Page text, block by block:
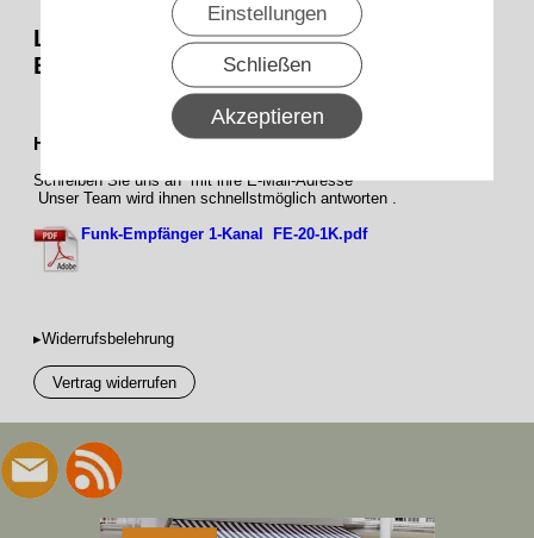
Einstellungen
Schließen
Akzeptieren
Lieferumfang : 1 x Steckdosen-
Empfänger 1-Kanal
Haben Fragen zu diesem Produkt ?
Schreiben Sie uns an mit ihre E-Mail-Adresse
Unser Team wird ihnen schnellstmöglich antworten .
Funk-Empfänger 1-Kanal FE-20-1K.pdf
▸Widerrufsbelehrung
Vertrag widerrufen